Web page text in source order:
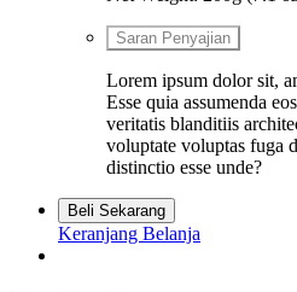
Saran Penyajian
Lorem ipsum dolor sit,
Esse quia assumenda
veritatis blanditiis
voluptate voluptas fuga
distinctio esse unde?
Beli Sekarang
Keranjang Belanja